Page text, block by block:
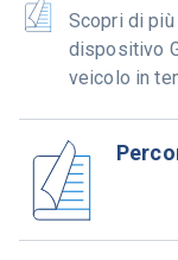
Scopri di più
dispositivo
veicolo in